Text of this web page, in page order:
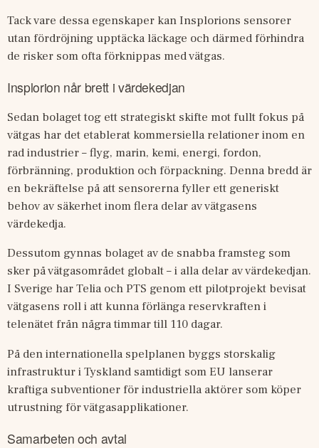
Tack vare dessa egenskaper kan Insplorions sensorer
utan fördröjning upptäcka läckage och därmed förhindra
de risker som ofta förknippas med vätgas.
Insplorion når brett i värdekedjan
Sedan bolaget tog ett strategiskt skifte mot fullt fokus på
vätgas har det etablerat kommersiella relationer inom en
rad industrier – flyg, marin, kemi, energi, fordon,
förbränning, produktion och förpackning. Denna bredd är
en bekräftelse på att sensorerna fyller ett generiskt
behov av säkerhet inom flera delar av vätgasens
värdekedja.
Dessutom gynnas bolaget av de snabba framsteg som
sker på vätgasområdet globalt – i alla delar av värdekedjan.
I Sverige har Telia och PTS genom ett pilotprojekt bevisat
vätgasens roll i att kunna förlänga reservkraften i
telenätet från några timmar till 110 dagar.
På den internationella spelplanen byggs storskalig
infrastruktur i Tyskland samtidigt som EU lanserar
kraftiga subventioner för industriella aktörer som köper
utrustning för vätgasapplikationer.
Samarbeten och avtal